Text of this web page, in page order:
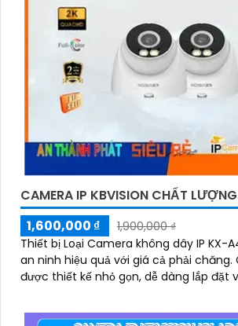
CAMERA IP KBVISION CHẤT
1,600,000 ₫
1,900,000 ₫
Thiết bị Loại Camera không dây IP KX-
an ninh hiệu quả với giá cả phải chăng. Camera này
được thiết kế nhỏ gọn, dễ dàng lắp đặt